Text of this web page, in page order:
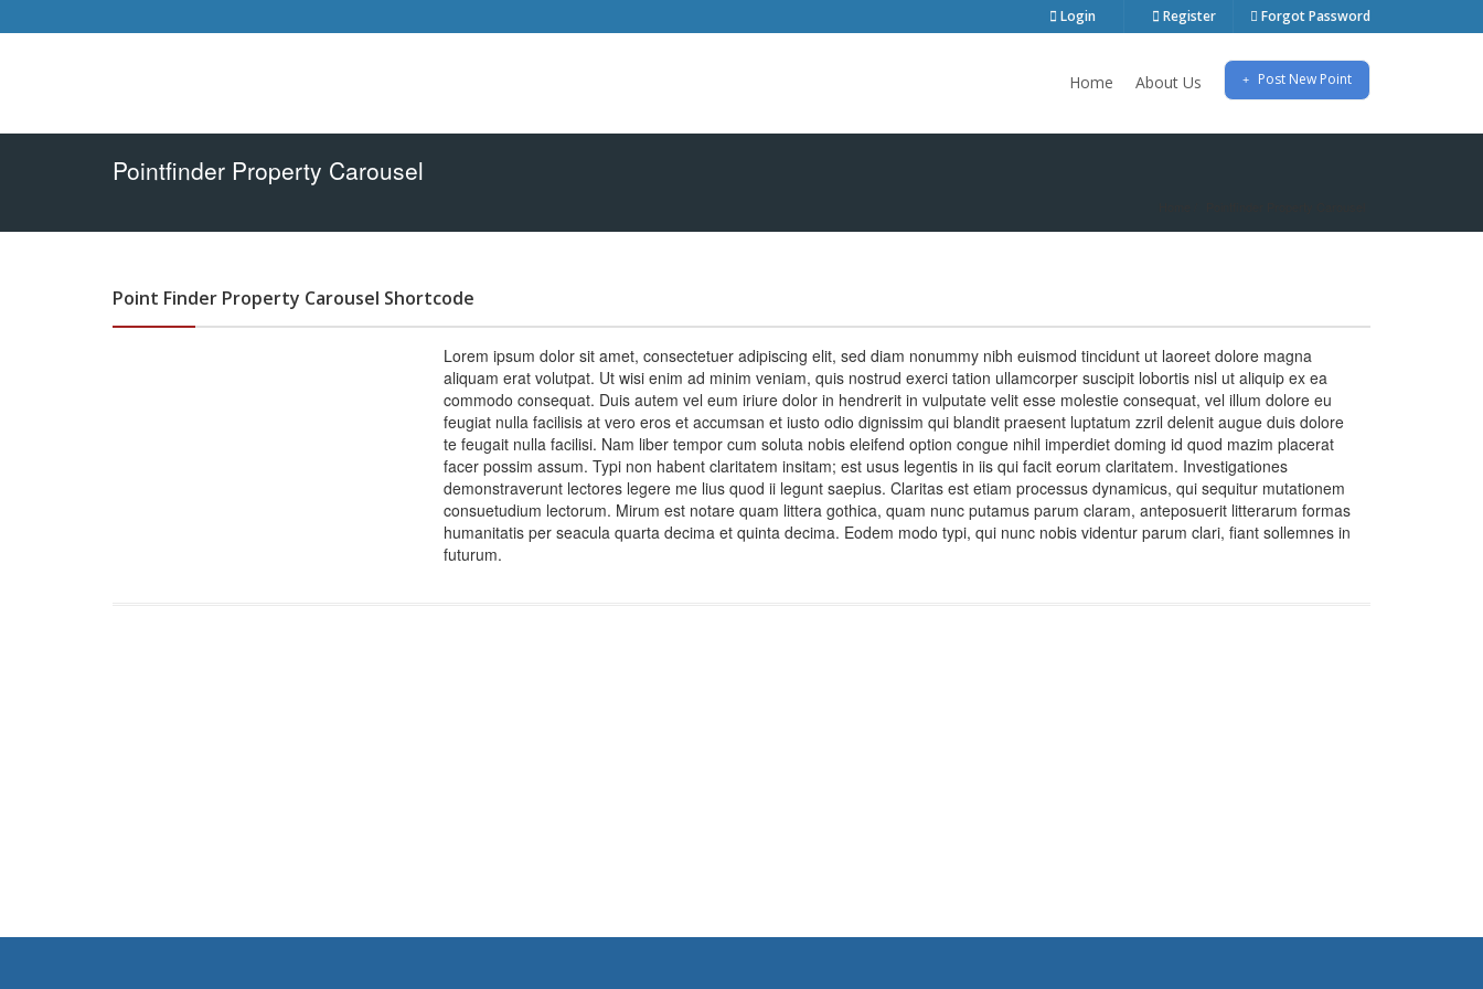
Login Register Forgot Password
Home About Us Post New Point
Pointfinder Property Carousel
Point Finder Property Carousel Shortcode
Lorem ipsum dolor sit amet, consectetuer adipiscing elit, sed diam nonummy nibh euismod tincidunt ut laoreet dolore magna
aliquam erat volutpat. Ut wisi enim ad minim veniam, quis nostrud exerci tation ullamcorper suscipit lobortis nisl ut aliquip ex ea
commodo consequat. Duis autem vel eum iriure dolor in hendrerit in vulputate velit esse molestie consequat, vel illum dolore eu
feugiat nulla facilisis at vero eros et accumsan et iusto odio dignissim qui blandit praesent luptatum zzril delenit augue duis dolore
te feugait nulla facilisi. Nam liber tempor cum soluta nobis eleifend option congue nihil imperdiet doming id quod mazim placerat
facer possim assum. Typi non habent claritatem insitam; est usus legentis in iis qui facit eorum claritatem. Investigationes
demonstraverunt lectores legere me lius quod ii legunt saepius. Claritas est etiam processus dynamicus, qui sequitur mutationem
consuetudium lectorum. Mirum est notare quam littera gothica, quam nunc putamus parum claram, anteposuerit litterarum formas
humanitatis per seacula quarta decima et quinta decima. Eodem modo typi, qui nunc nobis videntur parum clari, fiant sollemnes in
futurum.